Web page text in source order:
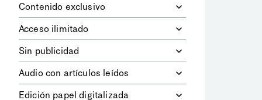
Contenido exclusivo
digitales dela diaria
los contenidos de Le Monde
diplomatique.
Acceso ilimitado
contenidos.
Sin publicidad
publicitarios.
Audio con artículos leídos
Edición papel digitalizada